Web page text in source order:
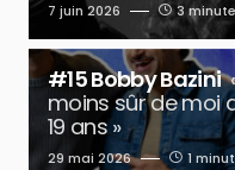
7 juin 2026 3
#15 Bobby Bazini
moins sûr de moi
19 ans »
29 mai 2026 1